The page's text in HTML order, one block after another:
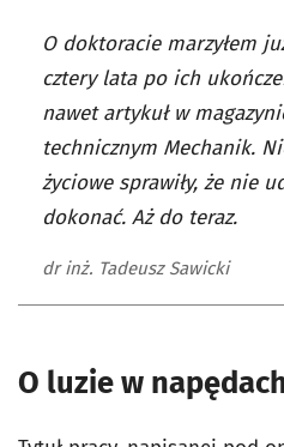
O doktoracie marzyłem
cztery lata po ich
nawet artykuł w
technicznym Mechanik.
życiowe sprawiły, że nie
dokonać. Aż do teraz.
dr inż. Tadeusz Sawicki
O luzie w